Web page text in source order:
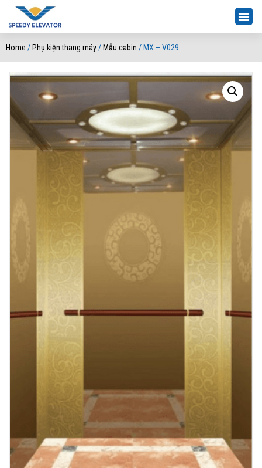
Home / Phụ kiện thang máy/ Mẫu cabin / MX – V029